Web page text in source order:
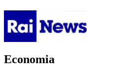
Economia